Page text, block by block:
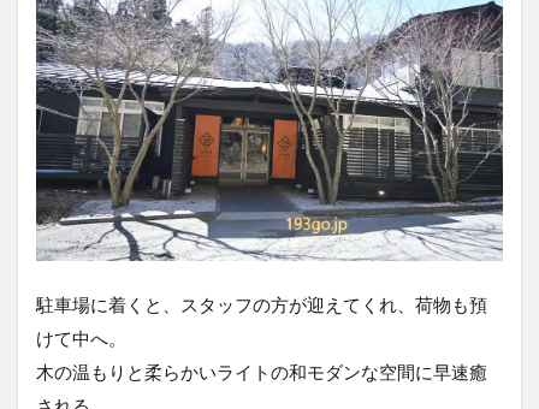
駐車場に着くと、スタッフの方が迎えてくれ、荷物も預
けて中へ。
木の温もりと柔らかいライトの和モダンな空間に早速癒